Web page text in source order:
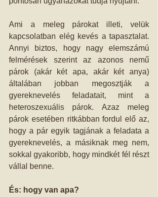
Ami a meleg párokat illeti, velük
kapcsolatban elég kevés a tapasztalat.
Annyi biztos, hogy nagy elemszámú
felmérések szerint az azonos nemű
párok (akár két apa, akár két anya)
általában jobban megosztják a
gyereknevelés feladatait, mint a
heteroszexuális párok. Azaz meleg
párok esetében ritkábban fordul elő az,
hogy a pár egyik tagjának a feladata a
gyereknevelés, a másiknak meg nem,
sokkal gyakoribb, hogy mindkét fél részt
vállal benne.
És: hogy van apa?